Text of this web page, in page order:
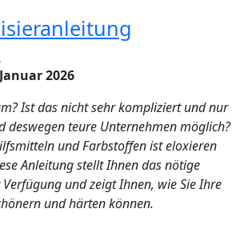
2026
Ist das nicht sehr kompliziert und nur
deswegen teure Unternehmen möglich?
und Farbstoffen ist eloxieren
Anleitung stellt Ihnen das nötige
und zeigt Ihnen, wie Sie Ihre
und härten können.